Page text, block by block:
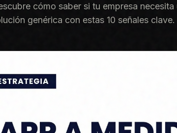
cómo saber si tu empresa
genérica con estas 10 señales clave.